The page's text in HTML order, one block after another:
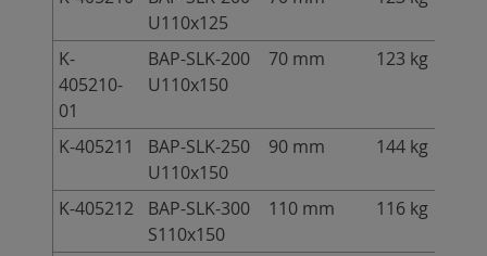
U110x125
K-
405210-
01
BAP-SLK-200
U110x150
70 mm 123 kg
K-405211
BAP-SLK-250
U110x150
90 mm 144 kg
K-405212
BAP-SLK-300
S110x150
110 mm 116 kg